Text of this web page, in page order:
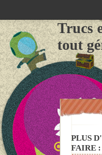
Trucs
tout
PLUS
FAIRE :